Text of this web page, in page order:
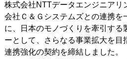
株式会社NTTデータエンジニアリ
会社Ｃ＆Ｇシステムズとの連携を
に、日本のモノづくりを牽引する
ーとして、さらなる事業拡大を目
連携強化の契約を締結しました。